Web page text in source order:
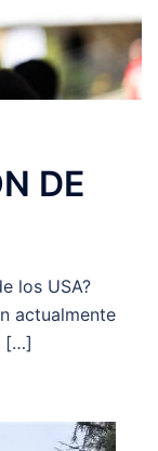
DE
los USA?
actualmente
[…]